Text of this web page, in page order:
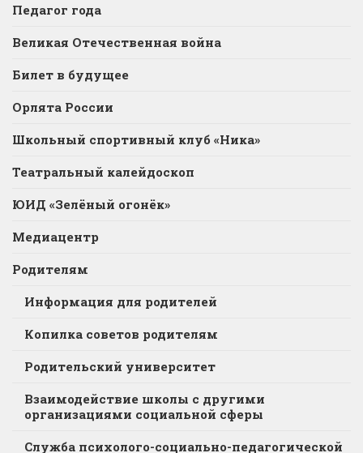
Педагог года
Великая Отечественная война
Билет в будущее
Орлята России
Школьный спортивный клуб «Ника»
Театральный калейдоскоп
ЮИД «Зелёный огонёк»
Медиацентр
Родителям
Информация для родителей
Копилка советов родителям
Родительский университет
Взаимодействие школы с другими
организациями социальной сферы
Служба психолого-социально-педагогической